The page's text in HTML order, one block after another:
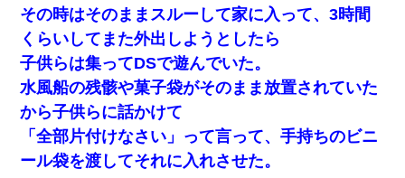
その時はそのままスルーして家に入って、3時間
くらいしてまた外出しようとしたら
子供らは集ってDSで遊んでいた。
水風船の残骸や菓子袋がそのまま放置されていた
から子供らに話かけて
「全部片付けなさい」って言って、手持ちのビニ
ール袋を渡してそれに入れさせた。